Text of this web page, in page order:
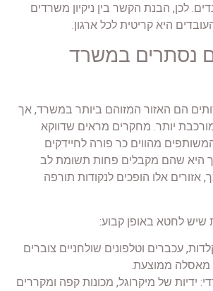
לכן, הבנת הקשר בין ניקיון משרדים
היא קריטית לכל ארגון.
נסתרים במשרד
הם האזור המזוהם ביותר במשרד, אך
יותר. מחקרים מראים שדווקא
מהווים כר פורה לחיידקים
היא שהם מקבלים פחות תשומת לב
אזורים אלו הופכים לנקודות תורפה
שיש לחטא באופן קבוע:
עכברים וטלפונים שולחניים צוברים
מאסלה ממוצעת.
ידיות של מיקרוגל, מכונות קפה ומקררים